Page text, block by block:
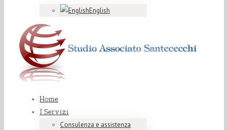
English
Home
I Servizi
Consulenza e assistenza